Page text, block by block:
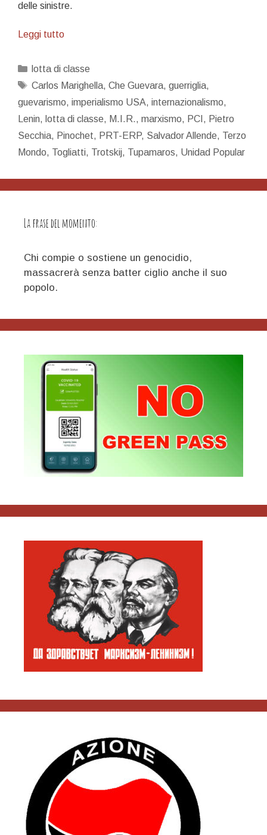
delle sinistre.
Leggi tuttoElogio
Categorie
lotta di classe
Tag
Carlos Marighella, Che Guevara, guerriglia,
guevarismo, imperialismo USA, internazionalismo,
Lenin, lotta di classe, M.I.R., marxismo, PCI , Pietro
Secchia, Pinochet, PRT-ERP, Salvador Allende, Terzo
Mondo, Togliatti, Trotskij, Tupamaros, Unidad Popular
La frase del momento:
Chi compie o sostiene un genocidio,
massacrerà senza batter ciglio anche il suo
popolo.